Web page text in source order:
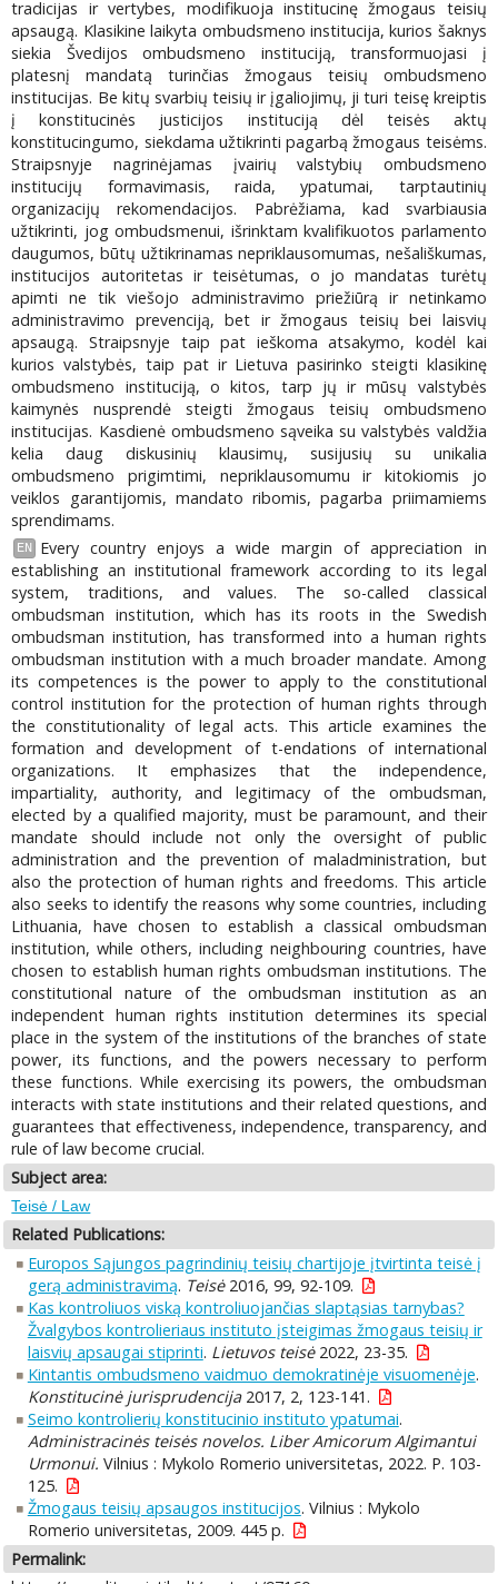
tradicijas ir vertybes, modifikuoja institucinę žmogaus teisių
apsaugą. Klasikine laikyta ombudsmeno institucija, kurios šaknys
siekia Švedijos ombudsmeno instituciją, transformuojasi į
platesnį mandatą turinčias žmogaus teisių ombudsmeno
institucijas. Be kitų svarbių teisių ir įgaliojimų, ji turi teisę kreiptis
į konstitucinės justicijos instituciją dėl teisės aktų
konstitucingumo, siekdama užtikrinti pagarbą žmogaus teisėms.
Straipsnyje nagrinėjamas įvairių valstybių ombudsmeno
institucijų formavimasis, raida, ypatumai, tarptautinių
organizacijų rekomendacijos. Pabrėžiama, kad svarbiausia
užtikrinti, jog ombudsmenui, išrinktam kvalifikuotos parlamento
daugumos, būtų užtikrinamas nepriklausomumas, nešališkumas,
institucijos autoritetas ir teisėtumas, o jo mandatas turėtų
apimti ne tik viešojo administravimo priežiūrą ir netinkamo
administravimo prevenciją, bet ir žmogaus teisių bei laisvių
apsaugą. Straipsnyje taip pat ieškoma atsakymo, kodėl kai
kurios valstybės, taip pat ir Lietuva pasirinko steigti klasikinę
ombudsmeno instituciją, o kitos, tarp jų ir mūsų valstybės
kaimynės nusprendė steigti žmogaus teisių ombudsmeno
institucijas. Kasdienė ombudsmeno sąveika su valstybės valdžia
kelia daug diskusinių klausimų, susijusių su unikalia
ombudsmeno prigimtimi, nepriklausomumu ir kitokiomis jo
veiklos garantijomis, mandato ribomis, pagarba priimamiems
sprendimams.
EN
Every country enjoys a wide margin of appreciation in
establishing an institutional framework according to its legal
system, traditions, and values. The so-called classical
ombudsman institution, which has its roots in the Swedish
ombudsman institution, has transformed into a human rights
ombudsman institution with a much broader mandate. Among
its competences is the power to apply to the constitutional
control institution for the protection of human rights through
the constitutionality of legal acts. This article examines the
formation and development of t-endations of international
organizations. It emphasizes that the independence,
impartiality, authority, and legitimacy of the ombudsman,
elected by a qualified majority, must be paramount, and their
mandate should include not only the oversight of public
administration and the prevention of maladministration, but
also the protection of human rights and freedoms. This article
also seeks to identify the reasons why some countries, including
Lithuania, have chosen to establish a classical ombudsman
institution, while others, including neighbouring countries, have
chosen to establish human rights ombudsman institutions. The
constitutional nature of the ombudsman institution as an
independent human rights institution determines its special
place in the system of the institutions of the branches of state
power, its functions, and the powers necessary to perform
these functions. While exercising its powers, the ombudsman
interacts with state institutions and their related questions, and
guarantees that effectiveness, independence, transparency, and
rule of law become crucial.
Subject area:
Teisė / Law
Related Publications:
Europos Sąjungos pagrindinių teisių chartijoje įtvirtinta teisė į
gerą administravimą. Teisė2016, 99, 92-109.
Kas kontroliuos viską kontroliuojančias slaptąsias tarnybas?
Žvalgybos kontrolieriaus instituto įsteigimas žmogaus teisių ir
laisvių apsaugai stiprinti. Lietuvos teisė2022, 23-35.
Kintantis ombudsmeno vaidmuo demokratinėje visuomenėje.
Konstitucinė jurisprudencija2017, 2, 123-141.
Seimo kontrolierių konstitucinio instituto ypatumai.
Administracinės teisės novelos. Liber Amicorum Algimantui
Urmonui. Vilnius : Mykolo Romerio universitetas, 2022. P. 103-
125.
Žmogaus teisių apsaugos institucijos. Vilnius : Mykolo
Romerio universitetas, 2009. 445 p.
Permalink: